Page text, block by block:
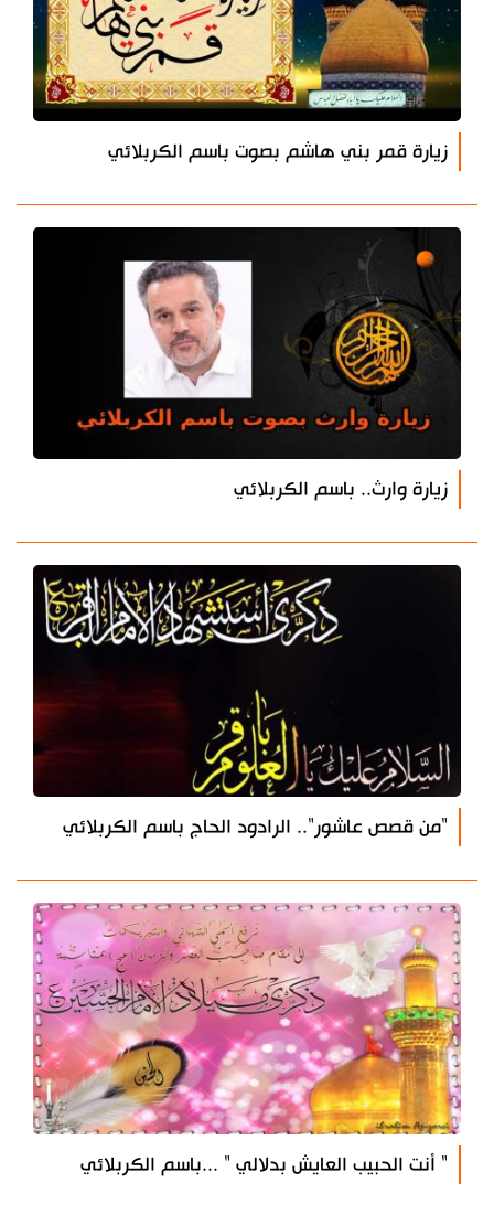
زيارة قمر بني هاشم بصوت باسم الكربلائي
زيارة وارث.. باسم الكربلائي
"من قصص عاشور".. الرادود الحاج باسم الكربلائي
" أنت الحبيب العايش بدلالي " ...باسم الكربلائي